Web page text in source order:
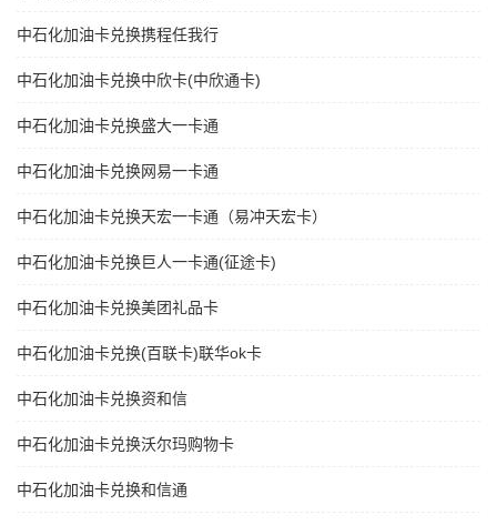
中石化加油卡兑换携程任我行
中石化加油卡兑换中欣卡(中欣通卡)
中石化加油卡兑换盛大一卡通
中石化加油卡兑换网易一卡通
中石化加油卡兑换天宏一卡通（易冲天宏卡）
中石化加油卡兑换巨人一卡通(征途卡)
中石化加油卡兑换美团礼品卡
中石化加油卡兑换(百联卡)联华ok卡
中石化加油卡兑换资和信
中石化加油卡兑换沃尔玛购物卡
中石化加油卡兑换和信通